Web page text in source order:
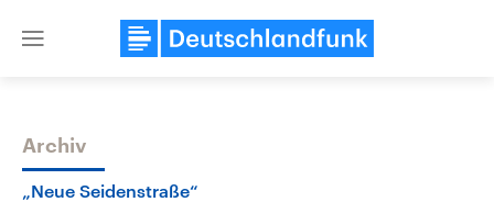
Close
Themen
Archiv
„Neue Seidenstraße“